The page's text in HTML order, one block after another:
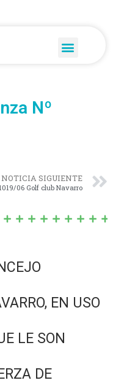
Nº
NOTICIA SIGUIENTE
06 Golf club Navarro
EN USO
LE SON
DE